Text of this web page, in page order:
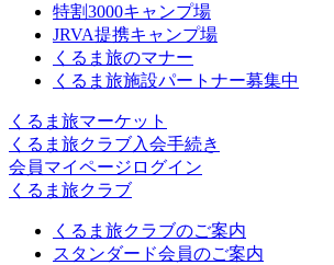
特割3000キャンプ場
JRVA提携キャンプ場
くるま旅のマナー
くるま旅施設パートナー募集中
くるま旅マーケット
くるま旅クラブ入会手続き
会員マイページログイン
くるま旅クラブ
くるま旅クラブのご案内
スタンダード会員のご案内